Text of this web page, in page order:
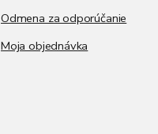
Odmena za odporúčanie
Moja objednávka